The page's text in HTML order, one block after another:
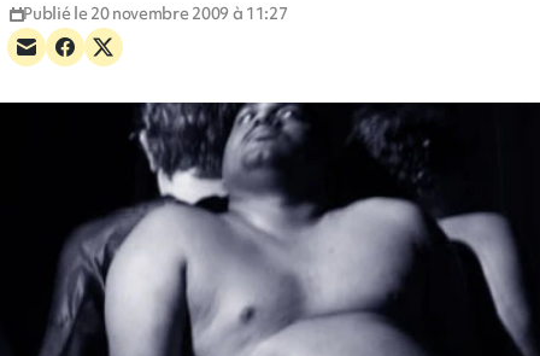
Publié le 20 novembre 2009 à 11:27